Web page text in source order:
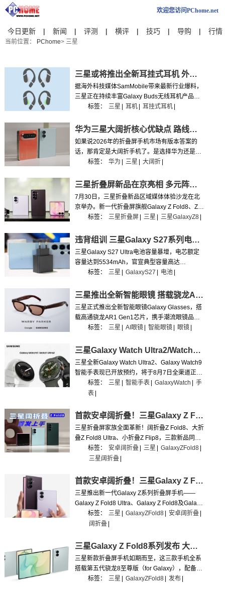
欢迎您访问PChome.net
今日更新 | 新闻 | 评测 | 横评 | 技巧 | 导购 | 行情
当前位置： PChome> 三星
三星或将推出全新耳挂式耳机 外观设计图曝光
据海外科技媒体SamMobile带来最新行业爆料，
三星正在持续丰富Galaxy Buds无线耳机产品矩
阵，在即将推出首款耳夹式耳机之外，一款主打
段。
标签： 三星 耳机 耳挂式耳机
华为三星大阔折核心优缺点 路线差异一目了然
如果说2026年的折叠屏手机市场有版本答案的
话，那肯定是大阔折手机了。是选择华为还是三
星，今天我们就来看看两款大阔折的优势到底在
标签： 华为 三星 大阔折
三星折叠屏新品在京亮相 多元阵容适配更多用户
7月30日，三星折叠新品区域媒体体验沙龙在北
京举办。新一代折叠屏旗舰Galaxy Z Fold8、Z
Fold8 Ultra与Z Flip8，连同智能生态新品Galaxy
标签： 三星折叠屏 三星 三星GalaxyZ8
违背组训 三星Galaxy S27系列电池容量暴涨
三星Galaxy S27 Ultra电池容量暴增，电芯额定
容量达到5534mAh，官宣典型容量高达
5700mAh。对比前代S26 Ultra全系标配的
跃升。
标签： 三星 GalaxyS27 电池
三星推出全新智能眼镜 搭载骁龙AR1 Gen1、双大牌联名
三星正式推出全新智能眼镜Galaxy Glasses，搭
载高通骁龙AR1 Gen1芯片，携手潮流眼镜品牌
Gentle Monster、美国国民眼镜品牌Warby
标签： 三星 AI眼镜 智能眼镜 眼镜
三星Galaxy Watch Ultra2/Watch9开启预约 8月7号正式发售
三星全新Galaxy Watch Ultra2、Galaxy Watch9
智能手表现已开放预约，将于8月7日全渠道正式
发售。两款新品均搭载骁龙至尊版可穿戴处理
器，完成高端产品线的全面升级。
标签： 三星 智能手表 GalaxyWatch
手
表
首款安卓阔折叠！三星Galaxy Z Fold8系列抢先上手
三星折叠屏家族全面革新！阔折叠Z Fold8、大折
叠Z Fold8 Ultra、小折叠Z Flip8，三款新品同台
亮相。本期抢先上手，带你一次看个够。
标签： 安卓阔折叠 三星 GalaxyZFold8
三星阔折叠
首款安卓阔折叠！三星Galaxy Z Fold8正式发布
三星推出新一代Galaxy Z系列折叠屏手机——
Galaxy Z Fold8 Ultra、Galaxy Z Fold8及Galaxy
Z Flip8，以更完整的产品矩阵和差异化的体验定
位，为全球消费者提供更丰富的折叠屏选择。
标签： 三星 GalaxyZFold8 安卓阔折叠
阔折叠
三星Galaxy Z Fold8系列发布 大阔折12999元起
三星新款折叠屏手机如期而至，这三款手机全系
搭载第五代骁龙8至尊版（for Galaxy），配备
One UI 9系统，同步升级屏幕、机身工艺与
标签： 三星 GalaxyZFold8 发布